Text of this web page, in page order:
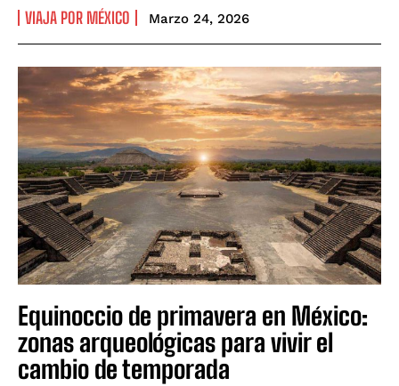
VIAJA POR MÉXICO Marzo 24, 2026
Equinoccio de primavera en México:
zonas arqueológicas para vivir el
cambio de temporada